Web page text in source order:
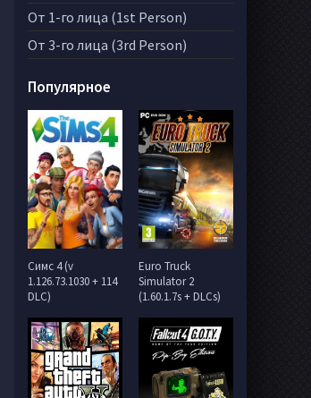
От 1-го лица (1st Person)
От 3-го лица (3rd Person)
Популярное
Симс 4 (v
1.126.73.1030 + 114
DLC)
Euro Truck
Simulator 2
(1.60.1.7s + DLCs)